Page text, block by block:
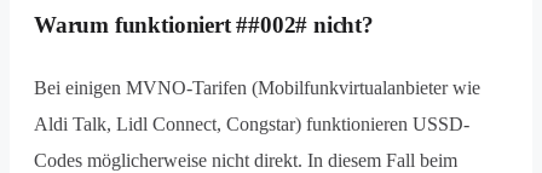
Warum funktioniert ##002# nicht?
Bei einigen MVNO-Tarifen (Mobilfunkvirtualanbieter wie
Aldi Talk, Lidl Connect, Congstar) funktionieren USSD-
Codes möglicherweise nicht direkt. In diesem Fall beim